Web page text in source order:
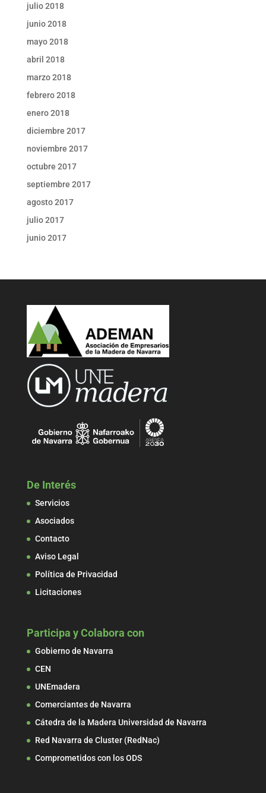
julio 2018
junio 2018
mayo 2018
abril 2018
marzo 2018
febrero 2018
enero 2018
diciembre 2017
noviembre 2017
octubre 2017
septiembre 2017
agosto 2017
julio 2017
junio 2017
De Interés
Servicios
Asociados
Contacto
Aviso Legal
Política de Privacidad
Licitaciones
Participa y Colabora con
Gobierno de Navarra
CEN
UNEmadera
Comerciantes de Navarra
Cátedra de la Madera Universidad de Navarra
Red Navarra de Cluster (RedNac)
Comprometidos con los ODS